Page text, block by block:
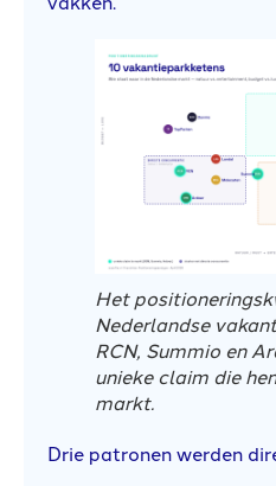
Het
Nederlandse
RCN, Summio en
unieke claim die
markt.
Drie patronen werden